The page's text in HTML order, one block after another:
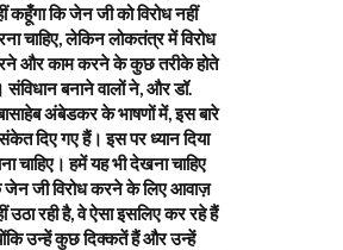
कहूँगा कि जेन जी को विरोध नहीं
चाहिए, लेकिन लोकतंत्र में विरोध
और काम करने के कुछ तरीके होते
संविधान बनाने वालों ने, और डॉ.
अंबेडकर के भाषणों में, इस बारे
दिए गए हैं। इस पर ध्यान दिया
चाहिए। हमें यह भी देखना चाहिए
जेन जी विरोध करने के लिए आवाज़
उठा रही है, वे ऐसा इसलिए कर रहे हैं
उन्हें कुछ दिक्कतें हैं और उन्हें